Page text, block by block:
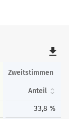
file_download
Zweitstimmen
Anteil
33,8 %